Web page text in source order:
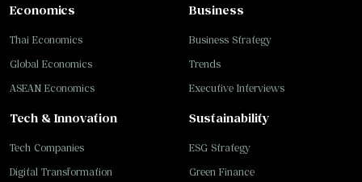
Business
Business Strategy
Trends
Executive Interviews
Tech & Innovation
Tech Companies
Digital Transformation
Sustainability
ESG Strategy
Green Finance
Economics
Thai Economics
Global Economics
ASEAN Economics